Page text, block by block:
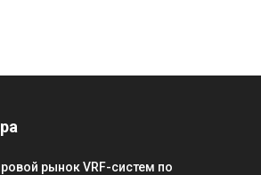
рынок VRF-систем по